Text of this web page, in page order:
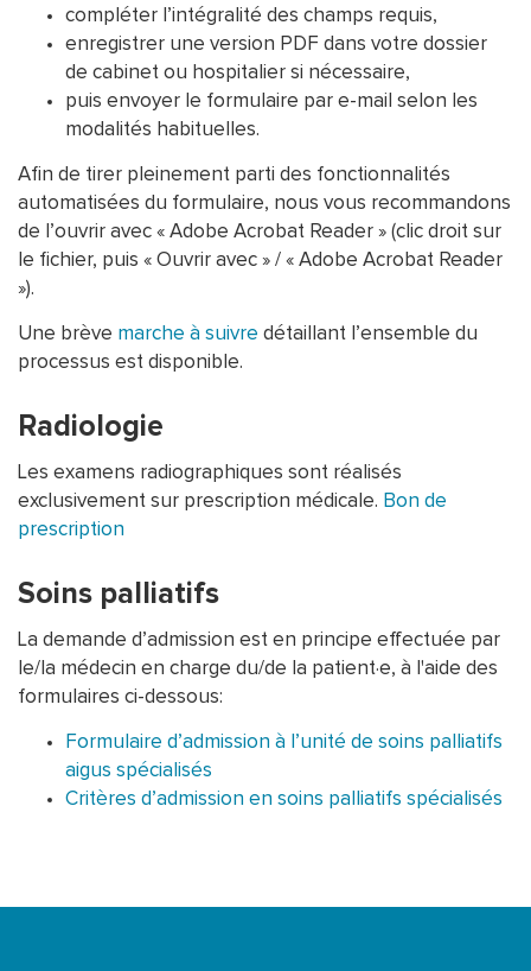
compléter l’intégralité des champs requis,
enregistrer une version PDF dans votre dossier
de cabinet ou hospitalier si nécessaire,
puis envoyer le formulaire par e-mail selon les
modalités habituelles.
Afin de tirer pleinement parti des fonctionnalités
automatisées du formulaire, nous vous recommandons
de l’ouvrir avec « Adobe Acrobat Reader » (clic droit sur
le fichier, puis « Ouvrir avec » / « Adobe Acrobat Reader
»).
Une brève marche à suivre détaillant l’ensemble du
processus est disponible.
Radiologie
Les examens radiographiques sont réalisés
exclusivement sur prescription médicale. Bon de
prescription
Soins palliatifs
La demande d’admission est en principe effectuée par
le/la médecin en charge du/de la patient·e, à l'aide des
formulaires ci-dessous:
Formulaire d’admission à l’unité de soins palliatifs
aigus spécialisés
Critères d’admission en soins palliatifs spécialisés